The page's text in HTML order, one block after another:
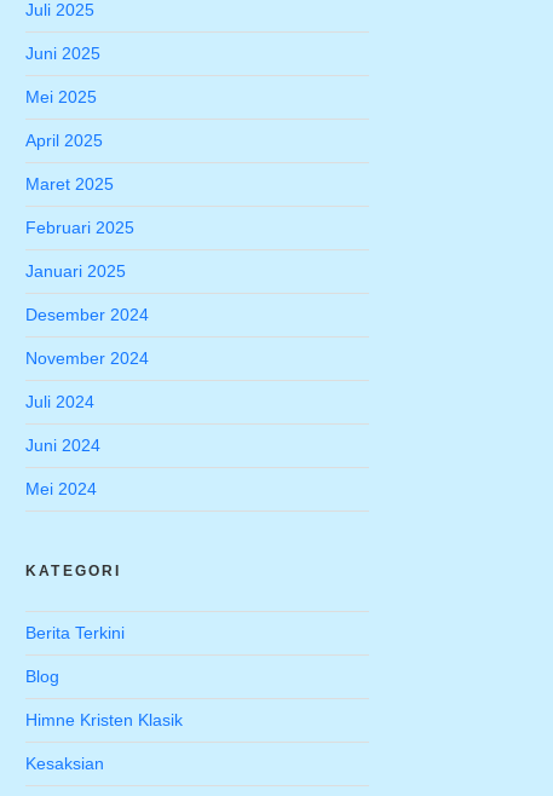
Juli 2025
Juni 2025
Mei 2025
April 2025
Maret 2025
Februari 2025
Januari 2025
Desember 2024
November 2024
Juli 2024
Juni 2024
Mei 2024
KATEGORI
Berita Terkini
Blog
Himne Kristen Klasik
Kesaksian